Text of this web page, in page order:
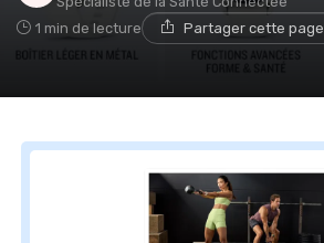
1 min de lecture Partager cette page